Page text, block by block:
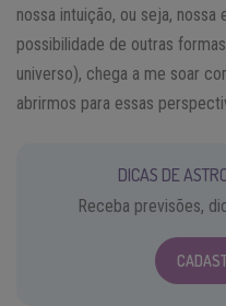
nossa intuição, ou seja,
possibilidade de outras
universo), chega a me soar
abrirmos para essas
DICAS DE
Receba previsões,